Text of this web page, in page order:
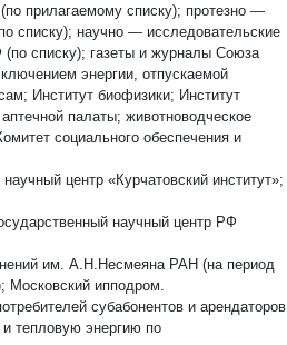
прилагаемому списку); протезно —
списку); научно — исследовательские
списку); газеты и журналы Союза
энергии, отпускаемой
Институт биофизики; Институт
палаты; животноводческое
социального обеспечения и
центр «Курчатовский институт»;
научный центр РФ
им. А.Н.Несмеяна РАН (на период
Московский ипподром.
субабонентов и арендаторов
тепловую энергию по